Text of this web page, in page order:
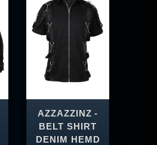
AZZAZZINZ -
BELT SHIRT
DENIM HEMD